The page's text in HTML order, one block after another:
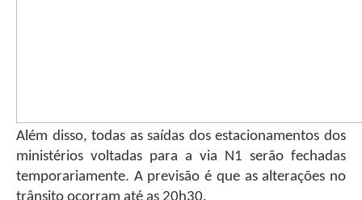
Além disso, todas as saídas dos estacionamentos dos
ministérios voltadas para a via N1 serão fechadas
temporariamente. A previsão é que as alterações no
trânsito ocorram até as 20h30.